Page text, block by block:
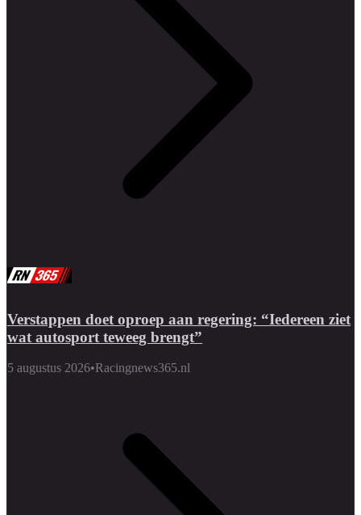
Verstappen doet oproep aan regering: “Iedereen ziet
wat autosport teweeg brengt”
5 augustus 2026•Racingnews365.nl